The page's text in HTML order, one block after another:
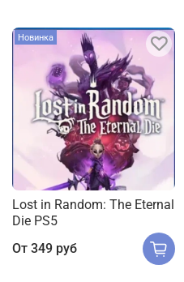
Новинка
Lost in Random: The Eternal
Die PS5
От 349 руб